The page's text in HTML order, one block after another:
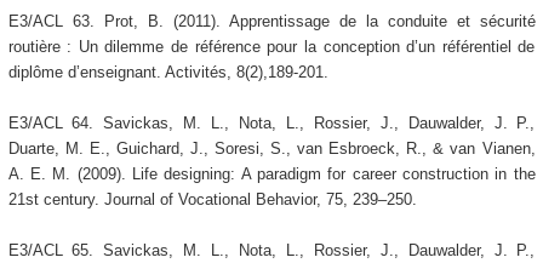
E3/ACL 63. Prot, B. (2011). Apprentissage de la conduite et sécurité
routière : Un dilemme de référence pour la conception d’un référentiel de
diplôme d’enseignant. Activités, 8(2),189-201.
E3/ACL 64. Savickas, M. L., Nota, L., Rossier, J., Dauwalder, J. P.,
Duarte, M. E., Guichard, J., Soresi, S., van Esbroeck, R., & van Vianen,
A. E. M. (2009). Life designing: A paradigm for career construction in the
21st century. Journal of Vocational Behavior, 75, 239–250.
E3/ACL 65. Savickas, M. L., Nota, L., Rossier, J., Dauwalder, J. P.,